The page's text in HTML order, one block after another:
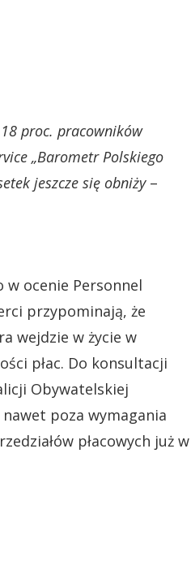
proc. pracowników
„Barometr Polskiego
jeszcze się obniży–
w ocenie Personnel
przypominają, że
wejdzie w życie w
płac. Do konsultacji
Obywatelskiej
poza wymagania
płacowych już w